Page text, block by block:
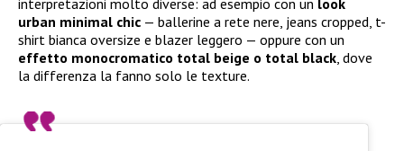
interpretazioni molto diverse: ad esempio con un look
urban minimal chic — ballerine a rete nere, jeans cropped, t-
shirt bianca oversize e blazer leggero — oppure con un
effetto monocromatico total beige o total black, dove
la differenza la fanno solo le texture.